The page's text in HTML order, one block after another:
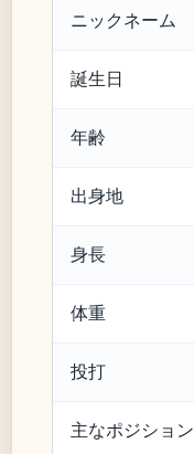
ニックネーム
誕生日
年齢
出身地
身長
体重
投打
主なポジション